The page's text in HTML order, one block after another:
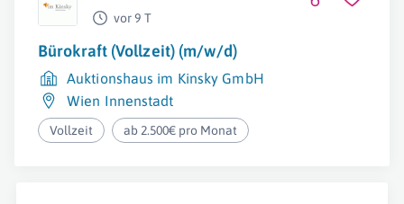
vor 9 T
Bürokraft (Vollzeit) (m/w/d)
Auktionshaus im Kinsky GmbH
Wien Innenstadt
Vollzeit ab 2.500€ pro Monat